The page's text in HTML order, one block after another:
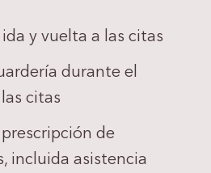
ida y vuelta a las citas
durante el
citas
de
incluida asistencia